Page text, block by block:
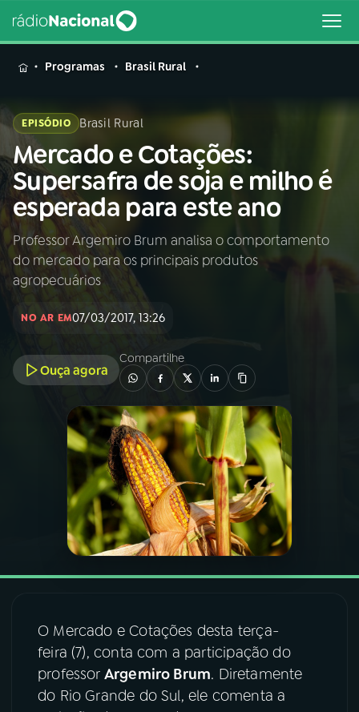
MENU
Buscar
na
Rádio
Nacional
Buscar
AO VIVO
PROGRAMAS
PODCASTS
VIDEOCASTS
08FESTIVAL DE MÚSICA
Programas Brasil Rural
EPISÓDIO Brasil Rural
Mercado e Cotações:
Supersafra de soja e milho é
esperada para este ano
Professor Argemiro Brum analisa o comportamento
do mercado para os principais produtos
agropecuários
NO AR EM07/03/2017, 13:26
Ouça agora
Compartilhe
O Mercado e Cotações desta terça-
feira (7), conta com a participação do
professor Argemiro Brum. Diretamente
do Rio Grande do Sul, ele comenta a